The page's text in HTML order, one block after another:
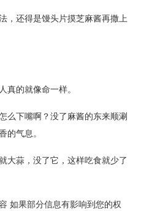
，还得是馒头片摸芝麻酱再撒上
真的就像命一样。
么下嘴啊？没了麻酱的东来顺涮
的气息。
大蒜，没了它，这样吃食就少了
如果部分信息有影响到您的权